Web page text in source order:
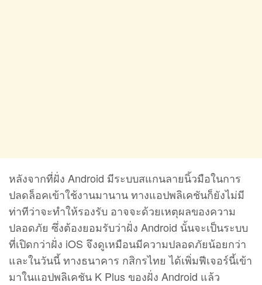
หลังจากที่ฝั่ง Android มีระบบสแกนลายนิ้วมือในการ
ปลดล็อคเข้าใช้งานมานาน ทางแอปพลิเคชันก็ยังไม่มี
ท่าทีว่าจะทำให้รองรับ อาจจะด้วยเหตุผลของความ
ปลอดภัย ซึ่งต้องยอมรับว่าฝั่ง Android นั้นจะเป็นระบบ
ที่เปิดกว่าฝั่ง iOS จึงดูเหมือนมีความปลอดภัยน้อยกว่า
และในวันนี้ ทางธนาคาร กสิกรไทย ได้เพิ่มฟีเจอร์นี้เข้า
มาในแอปพลิเคชัน K Plus ของฝั่ง Android แล้ว